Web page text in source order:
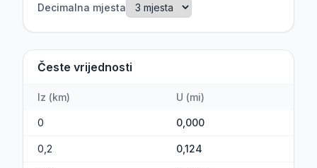
Decimalna mjesta
Česte vrijednosti
Iz (km) U (mi)
0 0,000
0,2 0,124